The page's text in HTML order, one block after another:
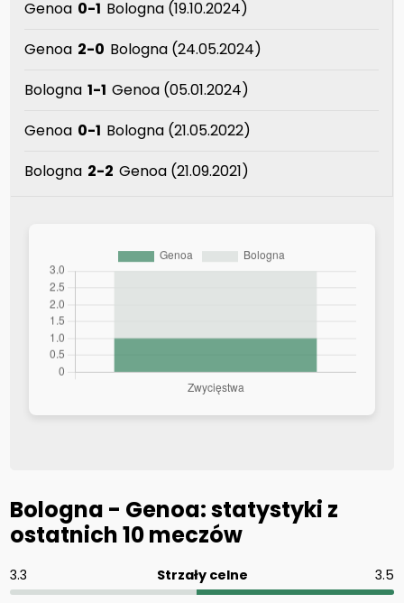
Genoa 0-1 Bologna (19.10.2024)
Genoa 2-0 Bologna (24.05.2024)
Bologna 1-1 Genoa (05.01.2024)
Genoa 0-1 Bologna (21.05.2022)
Bologna 2-2 Genoa (21.09.2021)
Bologna - Genoa: statystyki z
ostatnich 10 meczów
3.3 Strzały celne 3.5